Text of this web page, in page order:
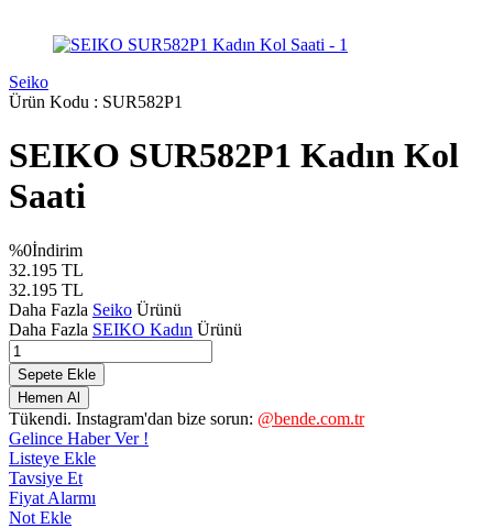
Seiko
Ürün Kodu : SUR582P1
SEIKO SUR582P1 Kadın Kol
Saati
%0İndirim
32.195 TL
32.195 TL
Daha Fazla Seiko Ürünü
Daha Fazla SEIKO Kadın Ürünü
Sepete Ekle
Hemen Al
Tükendi. Instagram'dan bize sorun: @bende.com.tr
Gelince Haber Ver !
Listeye Ekle
Tavsiye Et
Fiyat Alarmı
Not Ekle